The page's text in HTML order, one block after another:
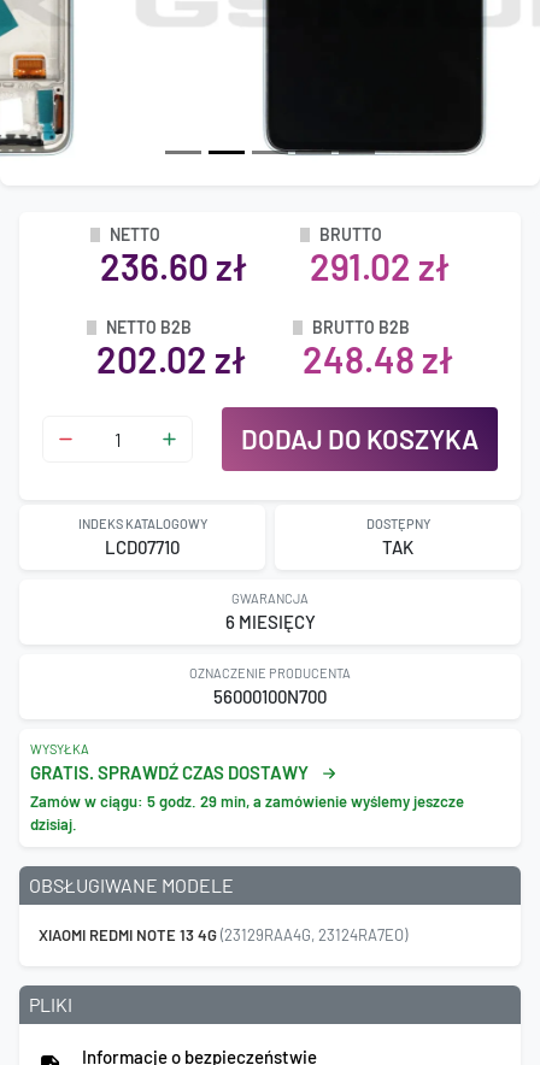
NETTO
236.60 zł
BRUTTO
291.02 zł
NETTO B2B
202.02 zł
BRUTTO B2B
248.48 zł
DODAJ DO KOSZYKA
INDEKS KATALOGOWY
LCD07710
DOSTĘPNY
TAK
GWARANCJA
6 MIESIĘCY
OZNACZENIE PRODUCENTA
56000100N700
WYSYŁKA
GRATIS. SPRAWDŹ CZAS DOSTAWY
Zamów w ciągu: 5 godz. 29 min, a zamówienie wyślemy jeszcze
dzisiaj.
OBSŁUGIWANE MODELE
XIAOMI REDMI NOTE 13 4G(23129RAA4G, 23124RA7EO)
PLIKI
Informacje o bezpieczeństwie